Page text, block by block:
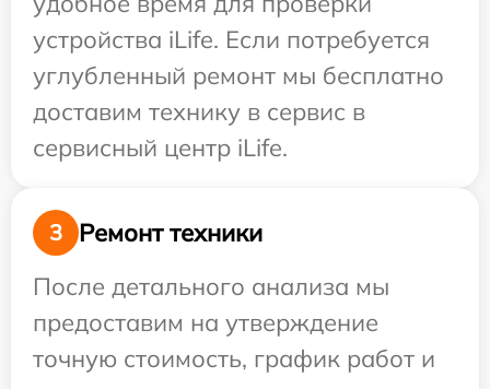
устройства iLife. Если потребуется
углубленный ремонт мы бесплатно
доставим технику в сервис в
сервисный центр iLife.
3
Ремонт техники
После детального анализа мы
предоставим на утверждение
точную стоимость, график работ и